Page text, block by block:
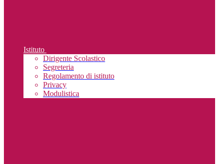
Istituto
Dirigente Scolastico
Segreteria
Regolamento di istituto
Privacy
Modulistica